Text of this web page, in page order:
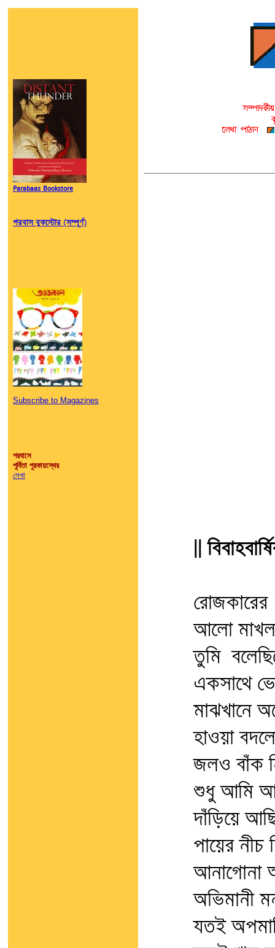
Parabaas Bookstore
পরবাস বুকস্টোর (সম্পূর্ণ)
Subscribe to Magazines
পরবাসে
পূর্বিতা পুরকায়স্থের
লেখা
||
আলো
তুমি
একসাথে
মাঝখানে
হাওয়া
জলও বাঁক
শুধু আমি
দাঁড়িয়ে
পায়ের নীচ
আনাগোনা
অভিমানী
যতই